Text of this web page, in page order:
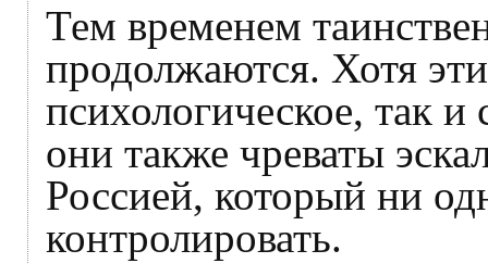
Тем временем
продолжаются. Хотя
психологическое, так
они также чреваты
Россией, который ни
контролировать.